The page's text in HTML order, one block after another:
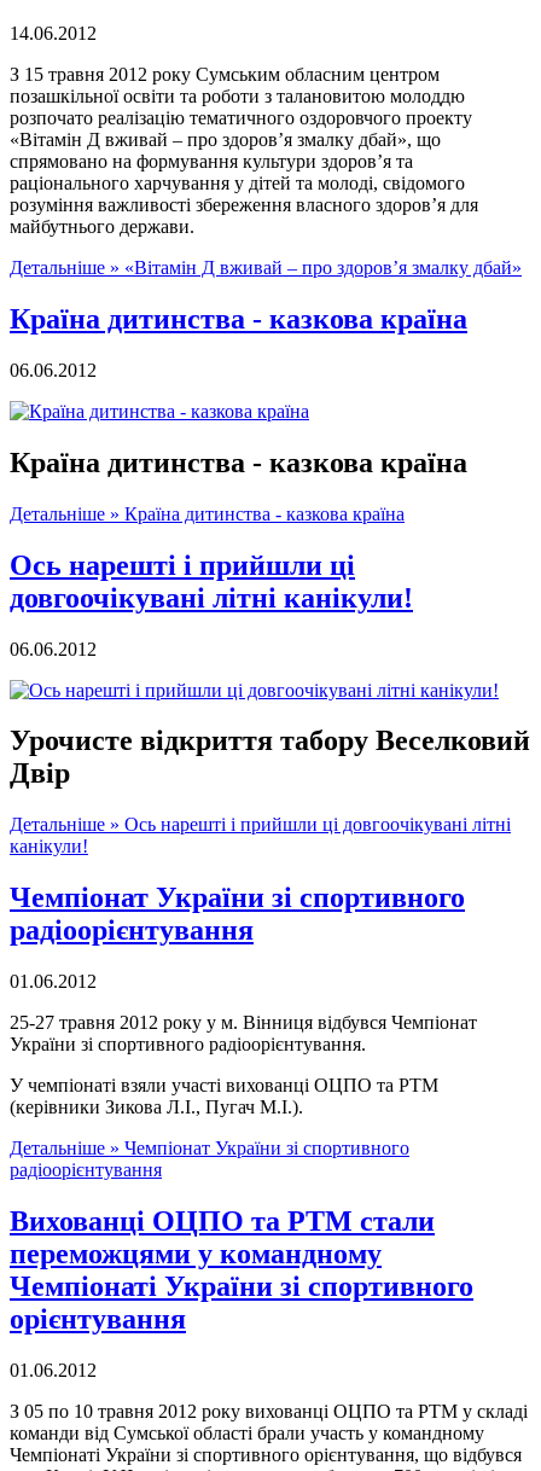
14.06.2012
З 15 травня 2012 року Сумським обласним центром
позашкільної освіти та роботи з талановитою молоддю
розпочато реалізацію тематичного оздоровчого проекту
«Вітамін Д вживай – про здоров’я змалку дбай», що
спрямовано на формування культури здоров’я та
раціонального харчування у дітей та молоді, свідомого
розуміння важливості збереження власного здоров’я для
майбутнього держави.
Детальніше » «Вітамін Д вживай – про здоров’я змалку дбай»
Країна дитинства - казкова країна
06.06.2012
Країна дитинства - казкова країна
Детальніше » Країна дитинства - казкова країна
Ось нарешті і прийшли ці
довгоочікувані літні канікули!
06.06.2012
Урочисте відкриття табору Веселковий
Двір
Детальніше » Ось нарешті і прийшли ці довгоочікувані літні
канікули!
Чемпіонат України зі спортивного
радіоорієнтування
01.06.2012
25-27 травня 2012 року у м. Вінниця відбувся Чемпіонат
України зі спортивного радіоорієнтування.
У чемпіонаті взяли участі вихованці ОЦПО та РТМ
(керівники Зикова Л.І., Пугач М.І.).
Детальніше » Чемпіонат України зі спортивного
радіоорієнтування
Вихованці ОЦПО та РТМ стали
переможцями у командному
Чемпіонаті України зі спортивного
орієнтування
01.06.2012
З 05 по 10 травня 2012 року вихованці ОЦПО та РТМ у складі
команди від Сумської області брали участь у командному
Чемпіонаті України зі спортивного орієнтування, що відбувся